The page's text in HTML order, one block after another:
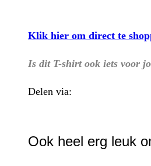
Klik hier om direct te
Is dit T-shirt ook iets voor
Delen via:
Ook heel erg leuk